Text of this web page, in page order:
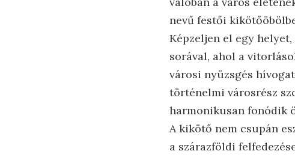
nevű festői
Képzeljen el egy
sorával, ahol a
városi nyüzsgés
történelmi városrész
harmonikusan fonódik
A kikötő nem csupán
a szárazföldi